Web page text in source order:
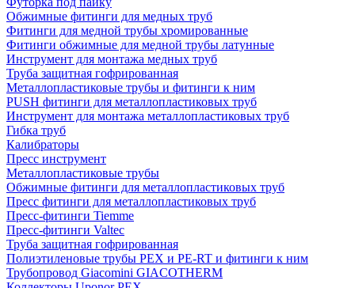
Обжимные фитинги для медных труб
Фитинги для медной трубы хромированные
Фитинги обжимные для медной трубы латунные
Инструмент для монтажа медных труб
Труба защитная гофрированная
Металлопластиковые трубы и фитинги к ним
PUSH фитинги для металлопластиковых труб
Инструмент для монтажа металлопластиковых труб
Гибка труб
Калибраторы
Пресс инструмент
Металлопластиковые трубы
Обжимные фитинги для металлопластиковых труб
Пресс фитинги для металлопластиковых труб
Пресс-фитинги Tiemme
Пресс-фитинги Valtec
Труба защитная гофрированная
Полиэтиленовые трубы PEX и PE-RT и фитинги к ним
Трубопровод Giacomini GIACOTHERM